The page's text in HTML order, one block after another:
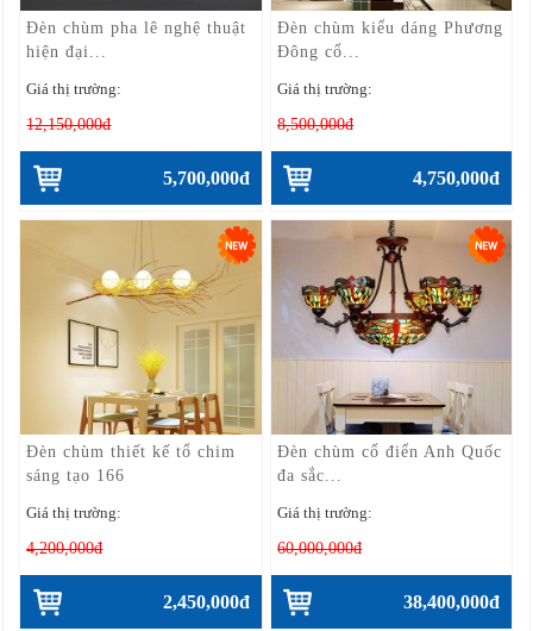
Đèn chùm pha lê nghệ thuật
hiện đại...
Giá thị trường:
12,150,000đ
5,700,000đ
Đèn chùm kiểu dáng Phương
Đông cổ...
Giá thị trường:
8,500,000đ
4,750,000đ
Đèn chùm thiết kế tổ chim
sáng tạo 166
Giá thị trường:
4,200,000đ
2,450,000đ
Đèn chùm cổ điển Anh Quốc
đa sắc...
Giá thị trường:
60,000,000đ
38,400,000đ